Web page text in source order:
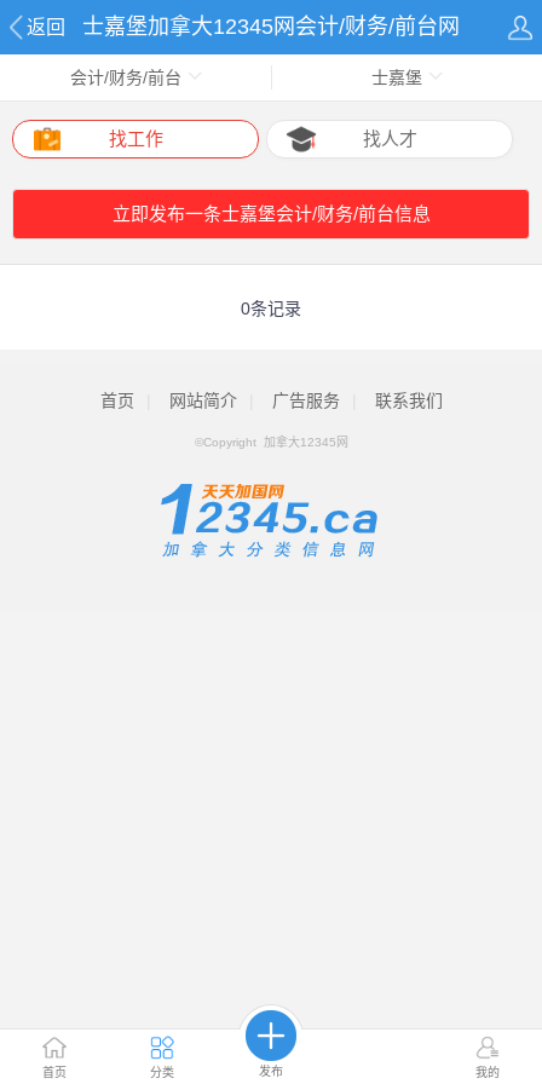
返回 士嘉堡加拿大12345网会计/财务/前台网
首页 分类 发布 我的
会计/财务/前台 士嘉堡
找工作 找人才
立即发布一条士嘉堡会计/财务/前台信息
0条记录
首页 网站简介 广告服务 联系我们
©Copyright 加拿大12345网